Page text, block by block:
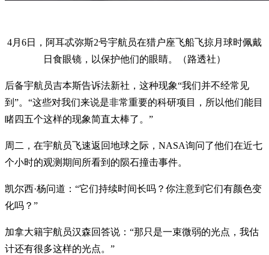
4月6日，阿耳忒弥斯2号宇航员在猎户座飞船飞掠月球时佩戴
日食眼镜，以保护他们的眼睛。（路透社）
后备宇航员吉本斯告诉法新社，这种现象“我们并不经常见
到”。“这些对我们来说是非常重要的科研项目，所以他们能目
睹四五个这样的现象简直太棒了。”
周二，在宇航员飞速返回地球之际，NASA询问了他们在近七
个小时的观测期间所看到的陨石撞击事件。
凯尔西·杨问道：“它们持续时间长吗？你注意到它们有颜色变
化吗？”
加拿大籍宇航员汉森回答说：“那只是一束微弱的光点，我估
计还有很多这样的光点。”